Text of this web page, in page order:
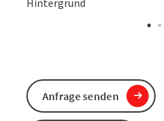
Anfrage senden